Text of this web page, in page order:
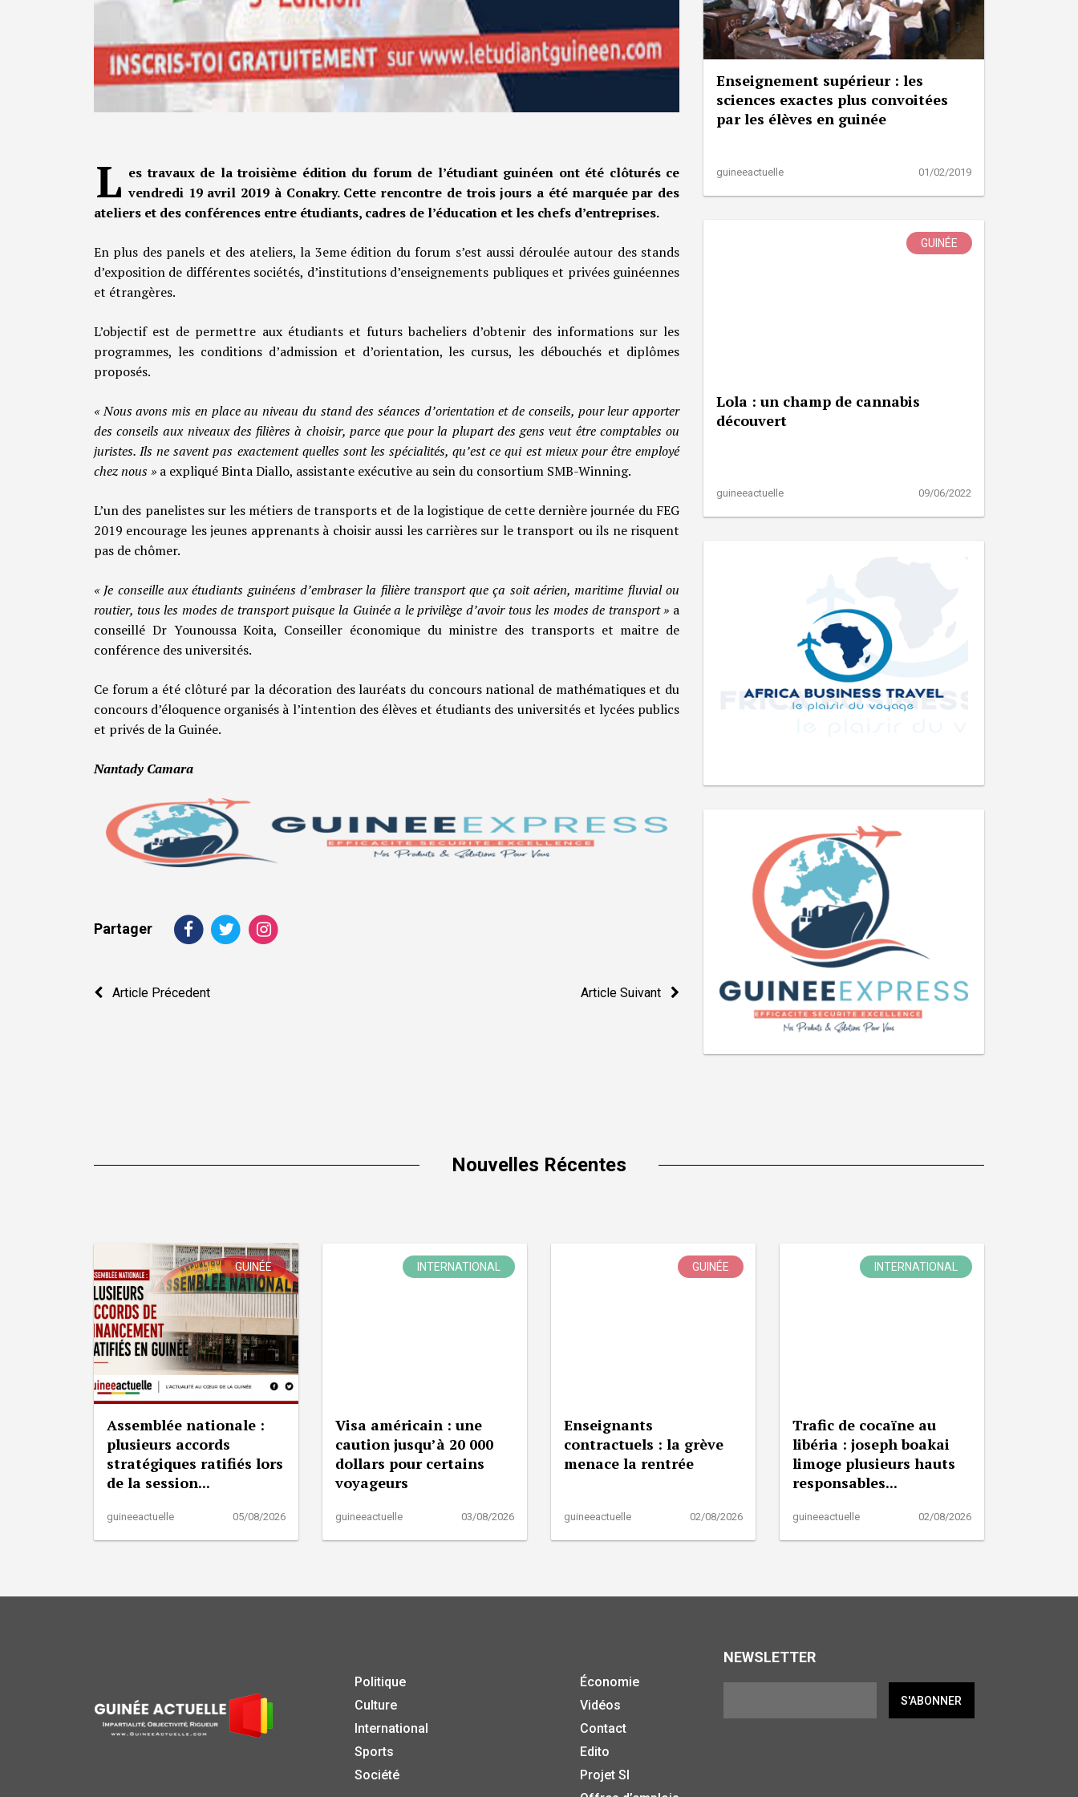
L es travaux de la troisième édition du forum de l’étudiant guinéen ont été clôturés ce
vendredi 19 avril 2019 à Conakry. Cette rencontre de trois jours a été marquée par des
ateliers et des conférences entre étudiants, cadres de l’éducation et les chefs d’entreprises.
En plus des panels et des ateliers, la 3eme édition du forum s’est aussi déroulée autour des stands
d’exposition de différentes sociétés, d’institutions d’enseignements publiques et privées guinéennes
et étrangères.
L’objectif est de permettre aux étudiants et futurs bacheliers d’obtenir des informations sur les
programmes, les conditions d’admission et d’orientation, les cursus, les débouchés et diplômes
proposés.
« Nous avons mis en place au niveau du stand des séances d’orientation et de conseils, pour leur apporter
des conseils aux niveaux des filières à choisir, parce que pour la plupart des gens veut être comptables ou
juristes. Ils ne savent pas exactement quelles sont les spécialités, qu’est ce qui est mieux pour être employé
chez nous » a expliqué Binta Diallo, assistante exécutive au sein du consortium SMB-Winning.
L’un des panelistes sur les métiers de transports et de la logistique de cette dernière journée du FEG
2019 encourage les jeunes apprenants à choisir aussi les carrières sur le transport ou ils ne risquent
pas de chômer.
« Je conseille aux étudiants guinéens d’embraser la filière transport que ça soit aérien, maritime fluvial ou
routier, tous les modes de transport puisque la Guinée a le privilège d’avoir tous les modes de transport » a
conseillé Dr Younoussa Koita, Conseiller économique du ministre des transports et maitre de
conférence des universités.
Ce forum a été clôturé par la décoration des lauréats du concours national de mathématiques et du
concours d’éloquence organisés à l’intention des élèves et étudiants des universités et lycées publics
et privés de la Guinée.
Nantady Camara
Partager
Navigation
Article Précedent Article Suivant
Enseignement supérieur : les
sciences exactes plus convoitées
par les élèves en guinée
guineeactuelle 01/02/2019
GUINÉE
Lola : un champ de cannabis
découvert
guineeactuelle 09/06/2022
Nouvelles Récentes
GUINÉE
Assemblée nationale :
plusieurs accords
stratégiques ratifiés lors
de la session...
guineeactuelle 05/08/2026
INTERNATIONAL
Visa américain : une
caution jusqu’à 20 000
dollars pour certains
voyageurs
guineeactuelle 03/08/2026
GUINÉE
Enseignants
contractuels : la grève
menace la rentrée
guineeactuelle 02/08/2026
INTERNATIONAL
Trafic de cocaïne au
libéria : joseph boakai
limoge plusieurs hauts
responsables...
guineeactuelle 02/08/2026
Politique
Culture
International
Sports
Société
Économie
Vidéos
Contact
Edito
Projet SI
NEWSLETTER
S'ABONNER